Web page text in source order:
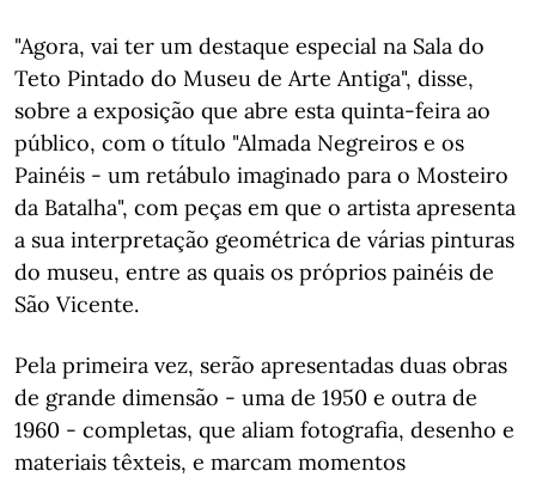
"Agora, vai ter um destaque especial na Sala do
Teto Pintado do Museu de Arte Antiga", disse,
sobre a exposição que abre esta quinta-feira ao
público, com o título "Almada Negreiros e os
Painéis - um retábulo imaginado para o Mosteiro
da Batalha", com peças em que o artista apresenta
a sua interpretação geométrica de várias pinturas
do museu, entre as quais os próprios painéis de
São Vicente.
Pela primeira vez, serão apresentadas duas obras
de grande dimensão - uma de 1950 e outra de
1960 - completas, que aliam fotografia, desenho e
materiais têxteis, e marcam momentos